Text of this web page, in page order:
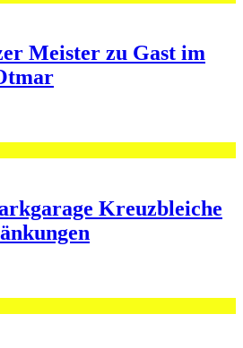
Meister zu Gast im
Kreuzbleiche